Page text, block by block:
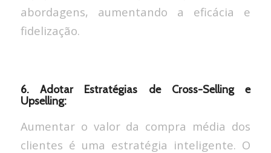
abordagens, aumentando a eficácia e
fidelização.
6. Adotar Estratégias de Cross-Selling e
Upselling:
Aumentar o valor da compra média dos
clientes é uma estratégia inteligente. O